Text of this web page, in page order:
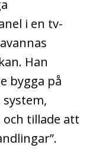
i en tv-
Han
bygga på
system,
tillade att